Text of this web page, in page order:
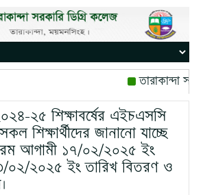
তারাকান্দা
রোজ বৃহস্পতিবার।
মোবাইল নম্বর:
২৫ শিক্ষাবর্ষের এইচএসসি
শিক্ষার্থীদের জানানো যাচ্ছে
আগামী ১৭/০২/২০২৫ ইং
০২/২০২৫ ইং তারিখ বিতরণ ও